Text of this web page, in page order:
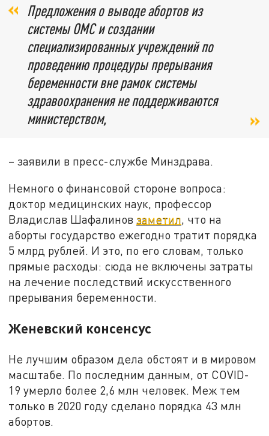
Предложения о выводе абортов из
системы ОМС и создании
специализированных учреждений по
проведению процедуры прерывания
беременности вне рамок системы
здравоохранения не поддерживаются
министерством,
– заявили в пресс-службе Минздрава.
Немного о финансовой стороне вопроса:
доктор медицинских наук, профессор
Владислав Шафалиновзаметил, что на
аборты государство ежегодно тратит порядка
5 млрд рублей. И это, по его словам, только
прямые расходы: сюда не включены затраты
на лечение последствий искусственного
прерывания беременности.
Женевский консенсус
Не лучшим образом дела обстоят и в мировом
масштабе. По последним данным, от COVID-
19 умерло более 2,6 млн человек. Меж тем
только в 2020 году сделано порядка 43 млн
абортов.